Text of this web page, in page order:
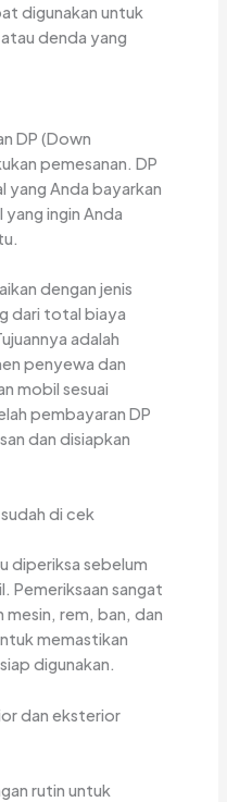
digunakan untuk
denda yang
DP (Down
pemesanan. DP
yang Anda bayarkan
ingin Anda
dengan jenis
dari total biaya
adalah
penyewa dan
mobil sesuai
pembayaran DP
dan disiapkan
di cek
diperiksa sebelum
Pemeriksaan sangat
rem, ban, dan
memastikan
digunakan.
dan eksterior
rutin untuk